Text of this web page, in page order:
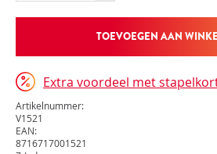
TOEVOEGEN AAN
Extra voordeel met
Artikelnummer:
V1521
EAN:
8716717001521